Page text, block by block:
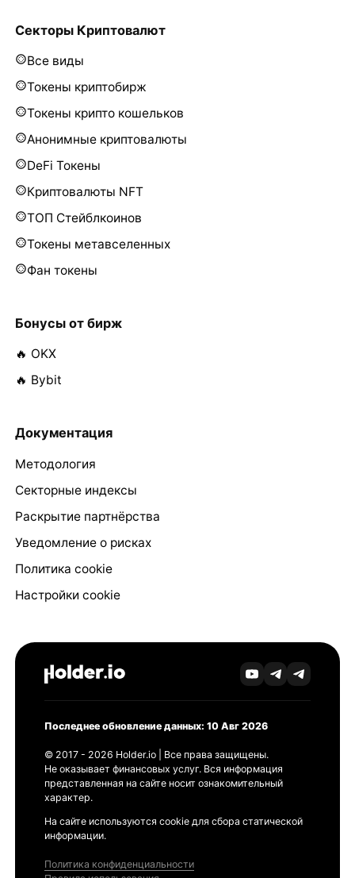
Секторы Криптовалют
Все виды
Токены криптобирж
Токены крипто кошельков
Анонимные криптовалюты
DeFi Токены
Криптовалюты NFT
ТОП Стейблкоинов
Токены метавселенных
Фан токены
Бонусы от бирж
🔥 OKX
🔥 Bybit
Документация
Методология
Секторные индексы
Раскрытие партнёрства
Уведомление о рисках
Политика cookie
Настройки cookie
Последнее обновление данных: 10 Авг 2026
© 2017 - 2026 Holder.io | Все права защищены.
Не оказывает финансовых услуг. Вся информация
представленная на сайте носит ознакомительный
характер.
На сайте используются cookie для сбора статической
информации.
Политика конфиденциальности